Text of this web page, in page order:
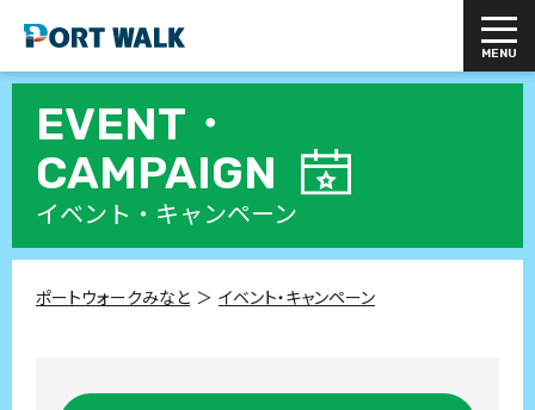
EVENT・
CAMPAIGN
イベント・キャンペーン
ポートウォークみなと イベント・キャンペーン